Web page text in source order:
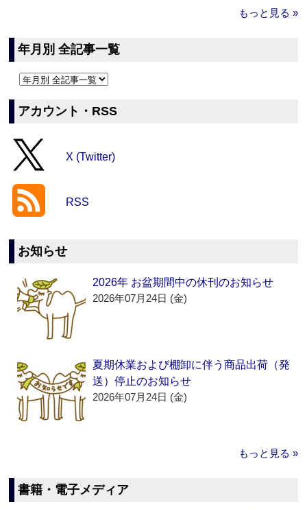
もっと見る »
年月別 全記事一覧
アカウント・RSS
X (Twitter)
RSS
お知らせ
2026年 お盆期間中の休刊のお知らせ
2026年07月24日 (金)
夏期休業および棚卸に伴う商品出荷（発
送）停止のお知らせ
2026年07月24日 (金)
もっと見る »
書籍・電子メディア